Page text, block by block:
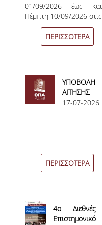
ΑΚ. ΕΤΟΣ
2026 – 2027
01/09/2026 έως και
Πέμπτη 10/09/2026 στις
13:00
ΠΕΡΙΣΣΟΤΕΡΑ
ΥΠΟΒΟΛΗ
ΑΙΤΗΣΗΣ
ΠΤΥΧΙΟΥ
17-07-2026
ΠΕΡΙΣΣΟΤΕΡΑ
4ο Διεθνές
Επιστημονικό